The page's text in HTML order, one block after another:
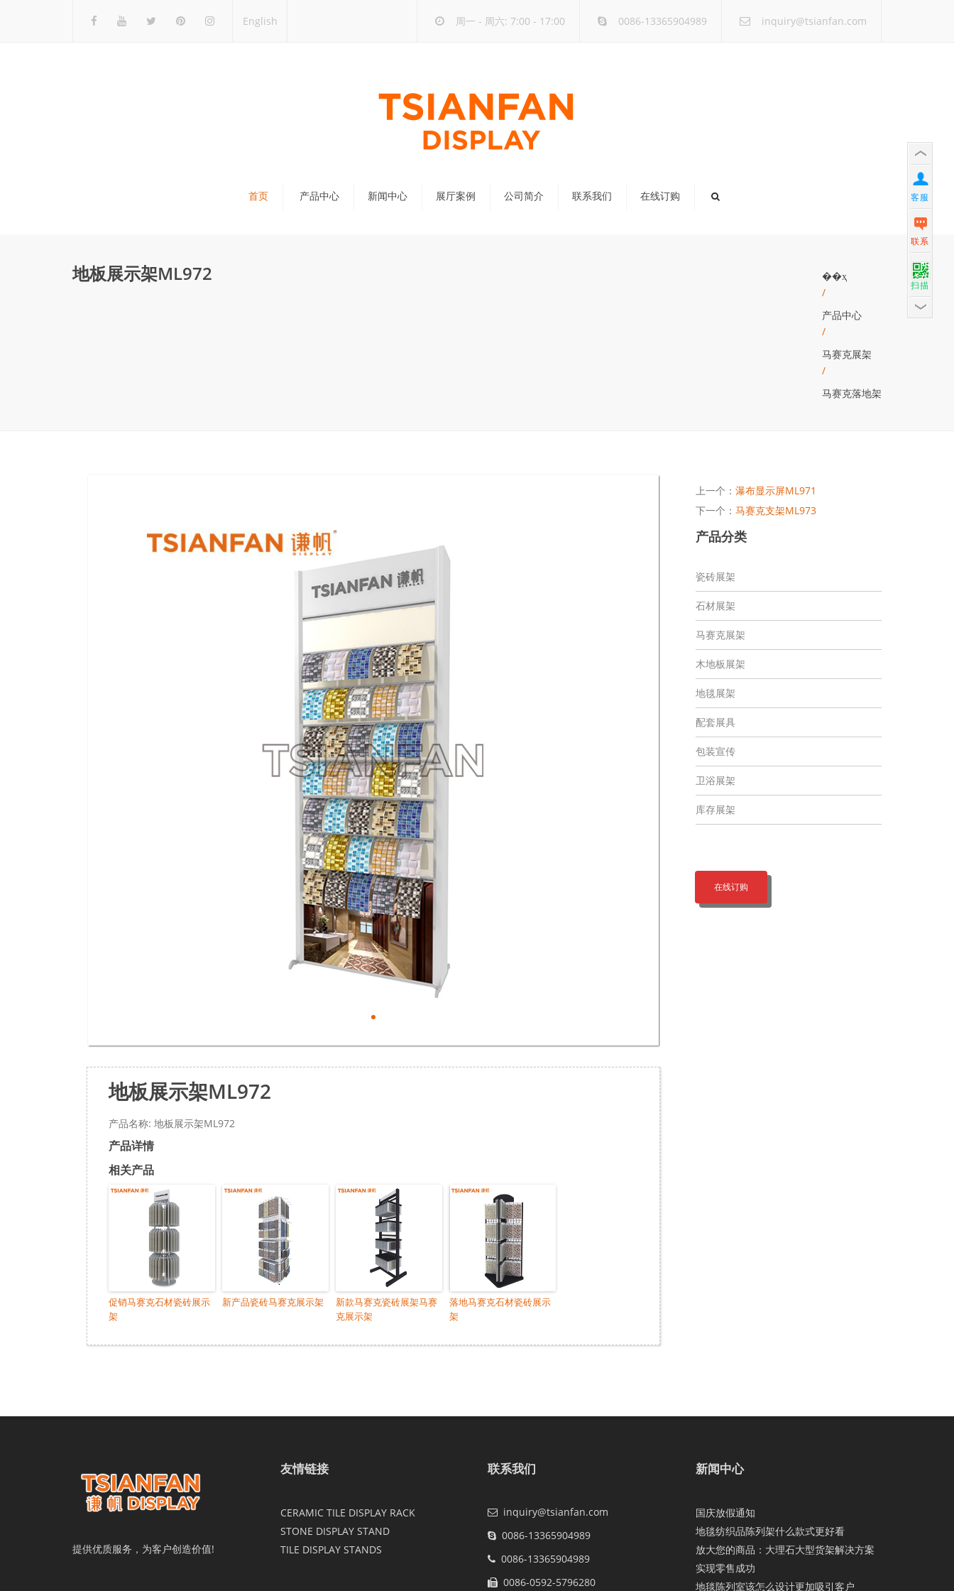
English 周一 - 周六: 7:00 - 17:00 0086-13365904989 inquiry@tsianfan.com
首页 产品中心 新闻中心 展厅案例 公司简介 联系我们 在线订购
地板展示架ML972
��ҳ
/
产品中心
/
马赛克展架
/
马赛克落地架
地板展示架ML972
产品名称: 地板展示架ML972
产品详情
相关产品
促销马赛克石材瓷砖展示
架
新产品瓷砖马赛克展示架
新款马赛克瓷砖展架马赛
克展示架
落地马赛克石材瓷砖展示
架
上一个： 瀑布显示屏ML971
下一个： 马赛克支架ML973
产品分类
瓷砖展架
石材展架
马赛克展架
木地板展架
地毯展架
配套展具
包装宣传
卫浴展架
库存展架
在线订购
提供优质服务，为客户创造价值!
友情链接
CERAMIC TILE DISPLAY RACK
STONE DISPLAY STAND
TILE DISPLAY STANDS
联系我们
inquiry@tsianfan.com
0086-13365904989
0086-13365904989
0086-0592-5796280
新闻中心
国庆放假通知
地毯纺织品陈列架什么款式更好看
放大您的商品：大理石大型货架解决方案
实现零售成功
地毯陈列室该怎么设计更加吸引客户
客服
联系
扫描